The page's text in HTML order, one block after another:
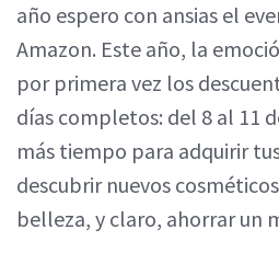
año espero con ansias el
Amazon. Este año, la
por primera vez los
días completos: del 8 al 11
más tiempo para adquirir
descubrir nuevos
belleza, y claro, ahorrar un